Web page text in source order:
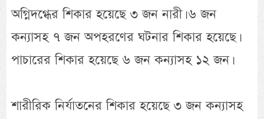
অগ্নিদগ্ধের শিকার হয়েছে ৩ জন নারী। ৬ জন
কন্যাসহ ৭ জন অপহরণের ঘটনার শিকার হয়েছে।
পাচারের শিকার হয়েছে ৬ জন কন্যাসহ ১২ জন।
শারীরিক নির্যাতনের শিকার হয়েছে ৩ জন কন্যাসহ